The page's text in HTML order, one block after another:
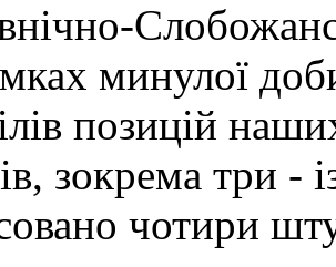
минулої
позицій
зокрема три -
чотири